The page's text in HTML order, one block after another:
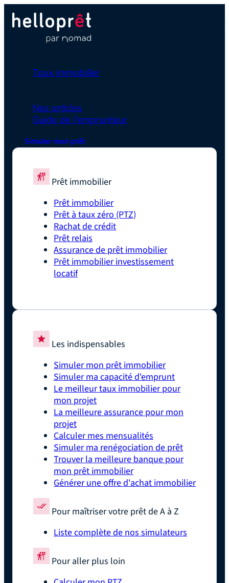
Taux immobilier
Nos articles
Guide de l'emprunteur
Simuler mon prêt
Prêt immobilier
Prêt immobilier
Prêt à taux zéro (PTZ)
Rachat de crédit
Prêt relais
Assurance de prêt immobilier
Prêt immobilier investissement
locatif
Les indispensables
Simuler mon prêt immobilier
Simuler ma capacité d'emprunt
Le meilleur taux immobilier pour
mon projet
La meilleure assurance pour mon
projet
Calculer mes mensualités
Simuler ma renégociation de prêt
Trouver la meilleure banque pour
mon prêt immobilier
Générer une offre d'achat immobilier
Pour maîtriser votre prêt de A à Z
Liste complète de nos simulateurs
Pour aller plus loin